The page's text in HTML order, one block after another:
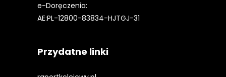
e-Doręczenia:
AE:PL-12800-83834-HJTGJ-31
Przydatne linki